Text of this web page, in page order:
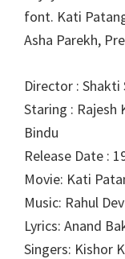
font. Kati
Asha Parekh,
Director : Shakti
Staring : Rajesh
Bindu
Release Date :
Movie: Kati
Music: Rahul
Lyrics: Anand
Singers: Kishor